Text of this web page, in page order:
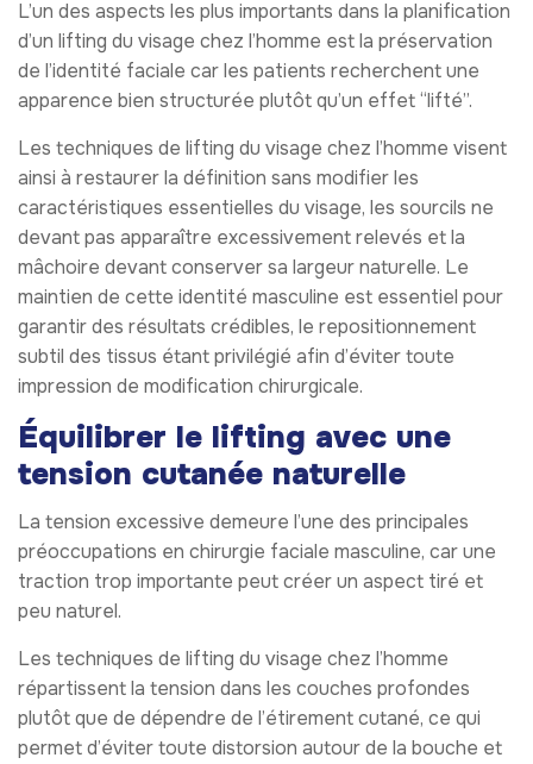
L’un des aspects les plus importants dans la planification
d’un lifting du visage chez l’homme est la préservation
de l’identité faciale car les patients recherchent une
apparence bien structurée plutôt qu’un effet “lifté”.
Les techniques de lifting du visage chez l’homme visent
ainsi à restaurer la définition sans modifier les
caractéristiques essentielles du visage, les sourcils ne
devant pas apparaître excessivement relevés et la
mâchoire devant conserver sa largeur naturelle. Le
maintien de cette identité masculine est essentiel pour
garantir des résultats crédibles, le repositionnement
subtil des tissus étant privilégié afin d’éviter toute
impression de modification chirurgicale.
Équilibrer le lifting avec une
tension cutanée naturelle
La tension excessive demeure l’une des principales
préoccupations en chirurgie faciale masculine, car une
traction trop importante peut créer un aspect tiré et
peu naturel.
Les techniques de lifting du visage chez l’homme
répartissent la tension dans les couches profondes
plutôt que de dépendre de l’étirement cutané, ce qui
permet d’éviter toute distorsion autour de la bouche et